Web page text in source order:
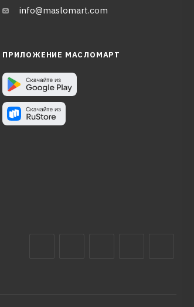
info@maslomart.com
ПРИЛОЖЕНИЕ МАСЛОМАРТ